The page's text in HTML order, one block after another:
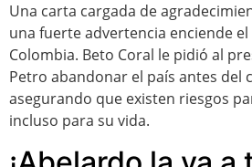
Una carta cargada de
una fuerte advertencia enciende
Colombia. Beto Coral le pidió al
Petro abandonar el país antes del
asegurando que existen riesgos
incluso para su vida.